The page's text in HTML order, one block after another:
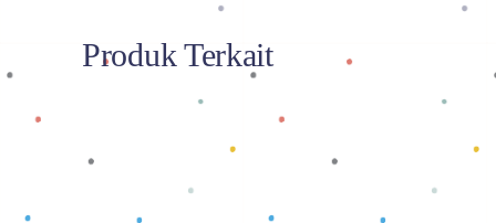
Produk Terkait